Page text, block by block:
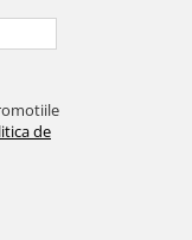
de